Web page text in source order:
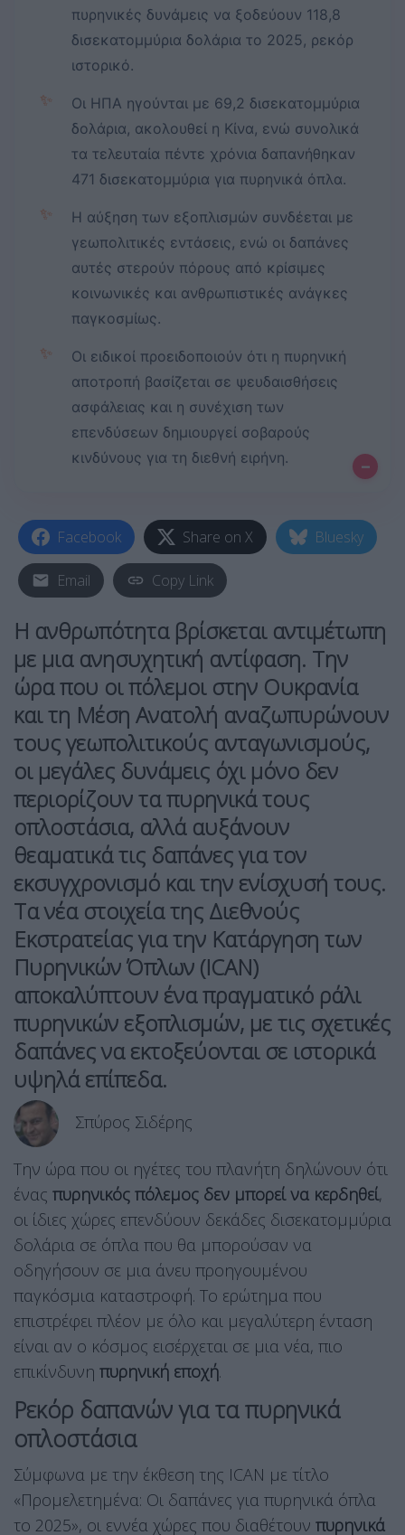
πυρηνικές δυνάμεις να ξοδεύουν 118,8
δισεκατομμύρια δολάρια το 2025, ρεκόρ
ιστορικό.
✨
Οι ΗΠΑ ηγούνται με 69,2 δισεκατομμύρια
δολάρια, ακολουθεί η Κίνα, ενώ συνολικά
τα τελευταία πέντε χρόνια δαπανήθηκαν
471 δισεκατομμύρια για πυρηνικά όπλα.
✨
Η αύξηση των εξοπλισμών συνδέεται με
γεωπολιτικές εντάσεις, ενώ οι δαπάνες
αυτές στερούν πόρους από κρίσιμες
κοινωνικές και ανθρωπιστικές ανάγκες
παγκοσμίως.
✨
Οι ειδικοί προειδοποιούν ότι η πυρηνική
αποτροπή βασίζεται σε ψευδαισθήσεις
ασφάλειας και η συνέχιση των
επενδύσεων δημιουργεί σοβαρούς
κινδύνους για τη διεθνή ειρήνη.
–
Facebook Share on X Bluesky
Email Copy Link
Η ανθρωπότητα βρίσκεται αντιμέτωπη
με μια ανησυχητική αντίφαση. Την
ώρα που οι πόλεμοι στην Ουκρανία
και τη Μέση Ανατολή αναζωπυρώνουν
τους γεωπολιτικούς ανταγωνισμούς,
οι μεγάλες δυνάμεις όχι μόνο δεν
περιορίζουν τα πυρηνικά τους
οπλοστάσια, αλλά αυξάνουν
θεαματικά τις δαπάνες για τον
εκσυγχρονισμό και την ενίσχυσή τους.
Τα νέα στοιχεία της Διεθνούς
Εκστρατείας για την Κατάργηση των
Πυρηνικών Όπλων (ICAN)
αποκαλύπτουν ένα πραγματικό ράλι
πυρηνικών εξοπλισμών, με τις σχετικές
δαπάνες να εκτοξεύονται σε ιστορικά
υψηλά επίπεδα.
Σπύρος Σιδέρης
Την ώρα που οι ηγέτες του πλανήτη δηλώνουν ότι
ένας πυρηνικός πόλεμος δεν μπορεί να κερδηθεί,
οι ίδιες χώρες επενδύουν δεκάδες δισεκατομμύρια
δολάρια σε όπλα που θα μπορούσαν να
οδηγήσουν σε μια άνευ προηγουμένου
παγκόσμια καταστροφή. Το ερώτημα που
επιστρέφει πλέον με όλο και μεγαλύτερη ένταση
είναι αν ο κόσμος εισέρχεται σε μια νέα, πιο
επικίνδυνη πυρηνική εποχή.
Ρεκόρ δαπανών για τα πυρηνικά
οπλοστάσια
Σύμφωνα με την έκθεση της ICAN με τίτλο
«Προμελετημένα: Οι δαπάνες για πυρηνικά όπλα
το 2025», οι εννέα χώρες που διαθέτουν πυρηνικά